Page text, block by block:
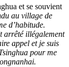
et se souvient
au village de
d’habitude.
arrêté illégalement
appel et je suis
pour me